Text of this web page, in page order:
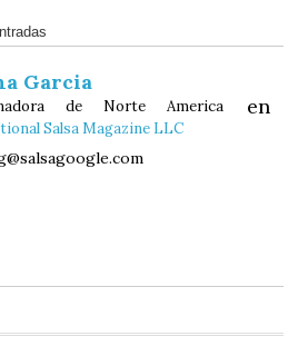
Garcia
de Norte Americaen
Salsa Magazine LLC